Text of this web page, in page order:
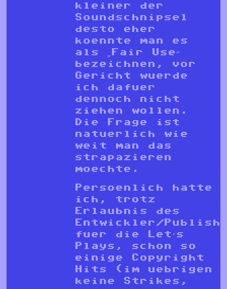
kleiner der
Soundschnipsel
desto eher
koennte man es
als „Fair Use“
bezeichnen, vor
Gericht wuerde
ich dafuer
dennoch nicht
ziehen wollen.
Die Frage ist
natuerlich wie
weit man das
strapazieren
moechte.
Persoenlich hatte
ich, trotz
Erlaubnis des
Entwickler/
fuer die Let’s
Plays, schon so
einige Copyright
Hits (im uebrigen
keine Strikes,